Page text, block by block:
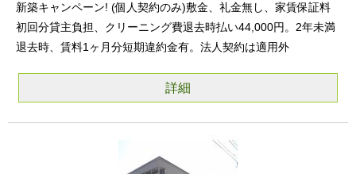
新築キャンペーン! (個人契約のみ)敷金、礼金無し、家賃保証料
初回分貸主負担、クリーニング費退去時払い44,000円。2年未満
退去時、賃料1ヶ月分短期違約金有。法人契約は適用外
詳細